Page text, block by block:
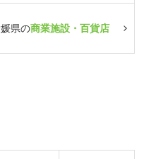
県の商業施設・百貨店